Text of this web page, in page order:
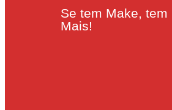
Se tem Make, tem
Mais!